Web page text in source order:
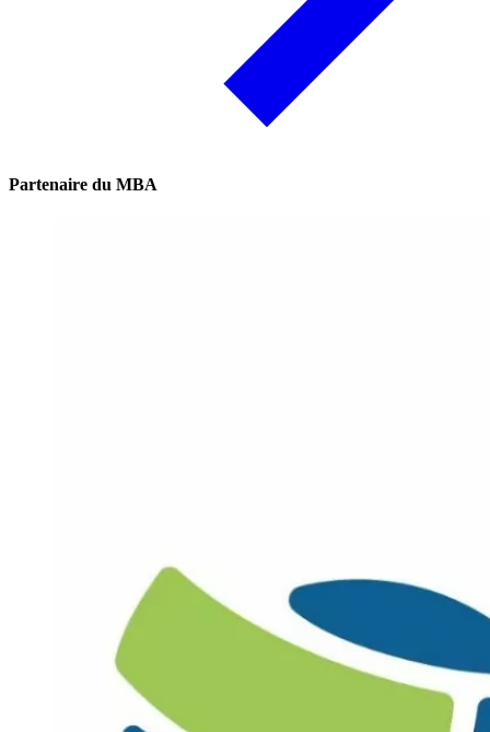
Partenaire du MBA